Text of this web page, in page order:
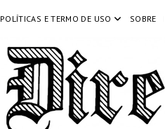
POLÍTICAS E TERMO DE USO SOBRE